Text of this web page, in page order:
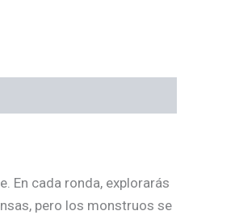
En cada ronda, explorarás
pero los monstruos se